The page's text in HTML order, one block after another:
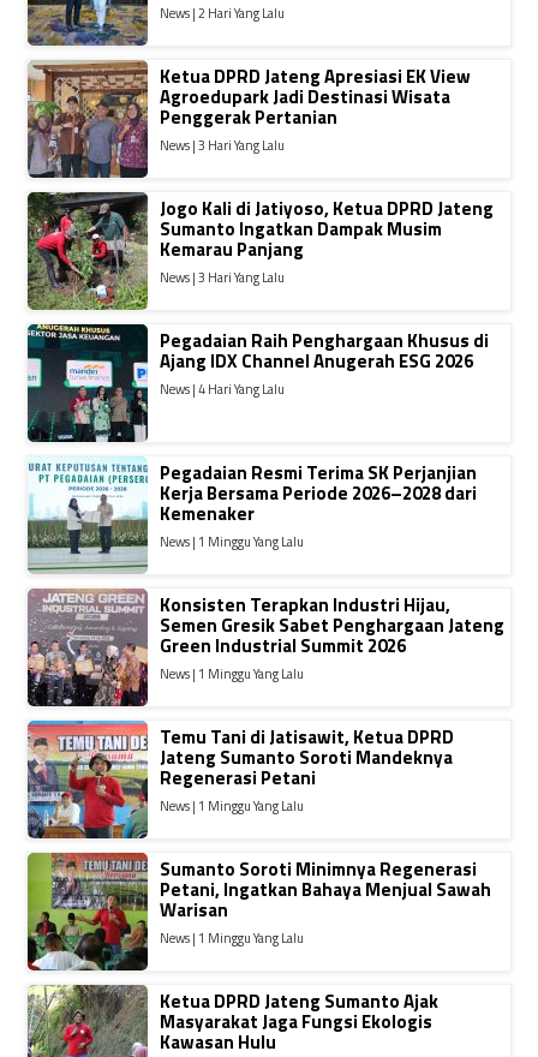
News | 2 Hari Yang Lalu
Ketua DPRD Jateng Apresiasi EK View
Agroedupark Jadi Destinasi Wisata
Penggerak Pertanian
News | 3 Hari Yang Lalu
Jogo Kali di Jatiyoso, Ketua DPRD Jateng
Sumanto Ingatkan Dampak Musim
Kemarau Panjang
News | 3 Hari Yang Lalu
Pegadaian Raih Penghargaan Khusus di
Ajang IDX Channel Anugerah ESG 2026
News | 4 Hari Yang Lalu
Pegadaian Resmi Terima SK Perjanjian
Kerja Bersama Periode 2026–2028 dari
Kemenaker
News | 1 Minggu Yang Lalu
Konsisten Terapkan Industri Hijau,
Semen Gresik Sabet Penghargaan Jateng
Green Industrial Summit 2026
News | 1 Minggu Yang Lalu
Temu Tani di Jatisawit, Ketua DPRD
Jateng Sumanto Soroti Mandeknya
Regenerasi Petani
News | 1 Minggu Yang Lalu
Sumanto Soroti Minimnya Regenerasi
Petani, Ingatkan Bahaya Menjual Sawah
Warisan
News | 1 Minggu Yang Lalu
Ketua DPRD Jateng Sumanto Ajak
Masyarakat Jaga Fungsi Ekologis
Kawasan Hulu